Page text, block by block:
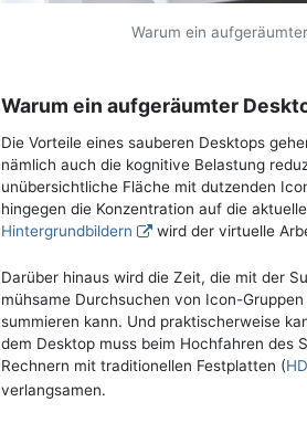
Warum ein
Warum ein aufgeräumter
Die Vorteile eines sauberen Desktops
nämlich auch die kognitive Belastung
unübersichtliche Fläche mit dutzenden
hingegen die Konzentration auf die
Hintergrundbildern
wird der virtuelle
Darüber hinaus wird die Zeit, die mit der
mühsame Durchsuchen von Icon-
summieren kann. Und praktischerweise
dem Desktop muss beim Hochfahren des
Rechnern mit traditionellen Festplatten (
verlangsamen.